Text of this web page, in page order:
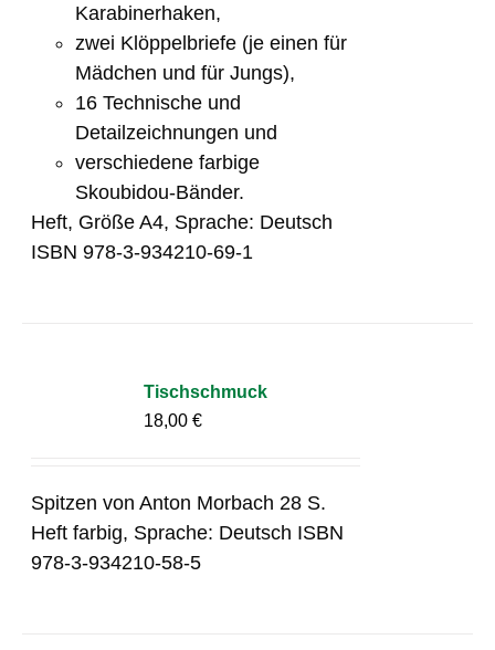
Karabinerhaken,
zwei Klöppelbriefe (je einen für
Mädchen und für Jungs),
16 Technische und
Detailzeichnungen und
verschiedene farbige
Skoubidou-Bänder.
Heft, Größe A4, Sprache: Deutsch
ISBN 978-3-934210-69-1
Tischschmuck
18,00€
Spitzen von Anton Morbach 28 S.
Heft farbig, Sprache: Deutsch ISBN
978-3-934210-58-5